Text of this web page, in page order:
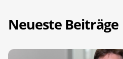
Neueste Beiträge